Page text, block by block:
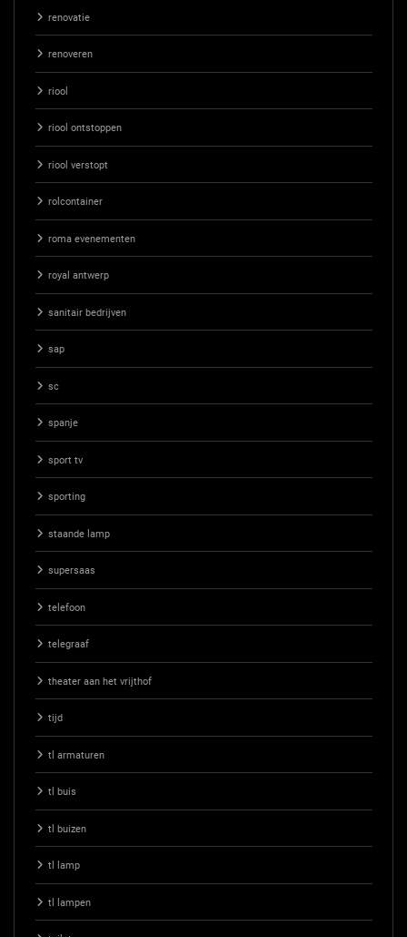
renovatie
renoveren
riool
riool ontstoppen
riool verstopt
rolcontainer
roma evenementen
royal antwerp
sanitair bedrijven
sap
sc
spanje
sport tv
sporting
staande lamp
supersaas
telefoon
telegraaf
theater aan het vrijthof
tijd
tl armaturen
tl buis
tl buizen
tl lamp
tl lampen